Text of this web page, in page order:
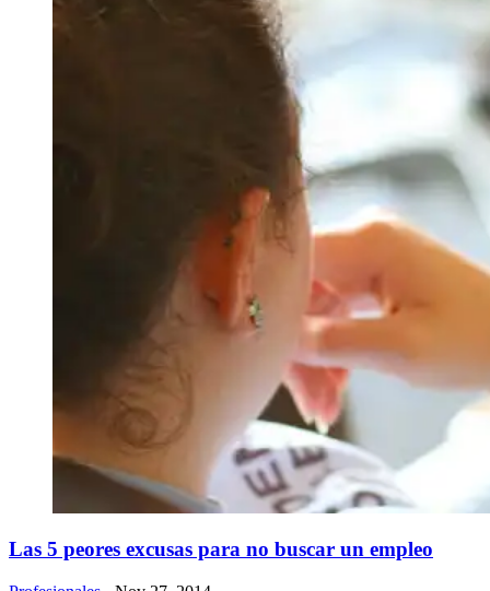
Las 5 peores excusas para no buscar un empleo